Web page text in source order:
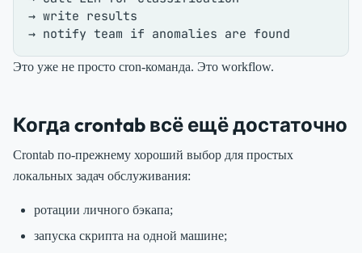
→ write results
Это уже не просто cron-команда. Это workflow.
Когда crontab всё ещё достаточно
Crontab по-прежнему хороший выбор для простых
локальных задач обслуживания:
ротации личного бэкапа;
запуска скрипта на одной машине;